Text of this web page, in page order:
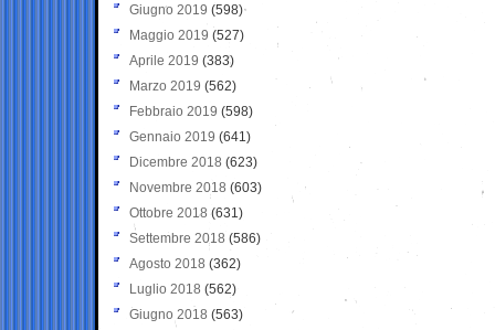
Giugno 2019 (598)
Maggio 2019 (527)
Aprile 2019 (383)
Marzo 2019 (562)
Febbraio 2019 (598)
Gennaio 2019 (641)
Dicembre 2018 (623)
Novembre 2018 (603)
Ottobre 2018 (631)
Settembre 2018 (586)
Agosto 2018 (362)
Luglio 2018 (562)
Giugno 2018 (563)